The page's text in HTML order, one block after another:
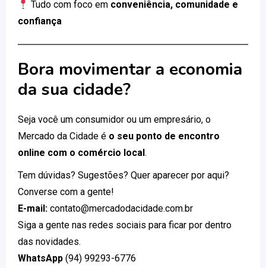
Tudo com foco em conveniência, comunidade e
confiança
Bora movimentar a economia
da sua cidade?
Seja você um consumidor ou um empresário, o
Mercado da Cidade é o seu ponto de encontro
online com o comércio local.
Tem dúvidas? Sugestões? Quer aparecer por aqui?
Converse com a gente!
E-mail: contato@mercadodacidade.com.br
Siga a gente nas redes sociais para ficar por dentro
das novidades.
WhatsApp (94) 99293-6776